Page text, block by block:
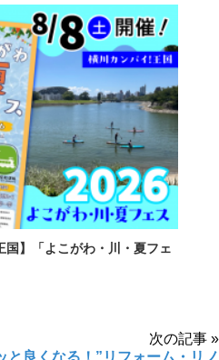
】「よこがわ・川・夏フェ
次の記事 »